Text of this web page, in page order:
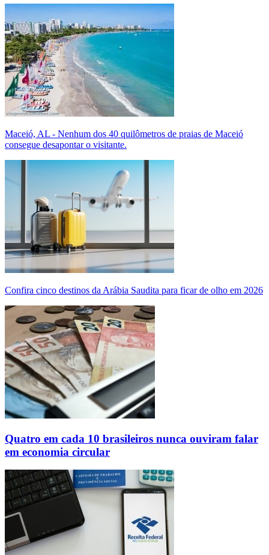
Maceió, AL - Nenhum dos 40 quilômetros de praias de Maceió
consegue desapontar o visitante.
Confira cinco destinos da Arábia Saudita para ficar de olho em 2026
Quatro em cada 10 brasileiros nunca ouviram falar
em economia circular